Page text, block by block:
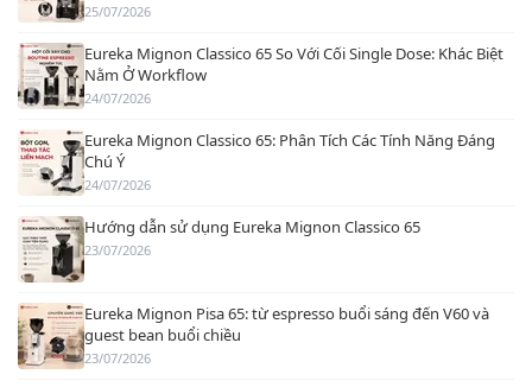
25/07/2026
Eureka Mignon Classico 65 So Với Cối Single Dose: Khác Biệt
Nằm Ở Workflow
24/07/2026
Eureka Mignon Classico 65: Phân Tích Các Tính Năng Đáng
Chú Ý
24/07/2026
Hướng dẫn sử dụng Eureka Mignon Classico 65
23/07/2026
Eureka Mignon Pisa 65: từ espresso buổi sáng đến V60 và
guest bean buổi chiều
23/07/2026